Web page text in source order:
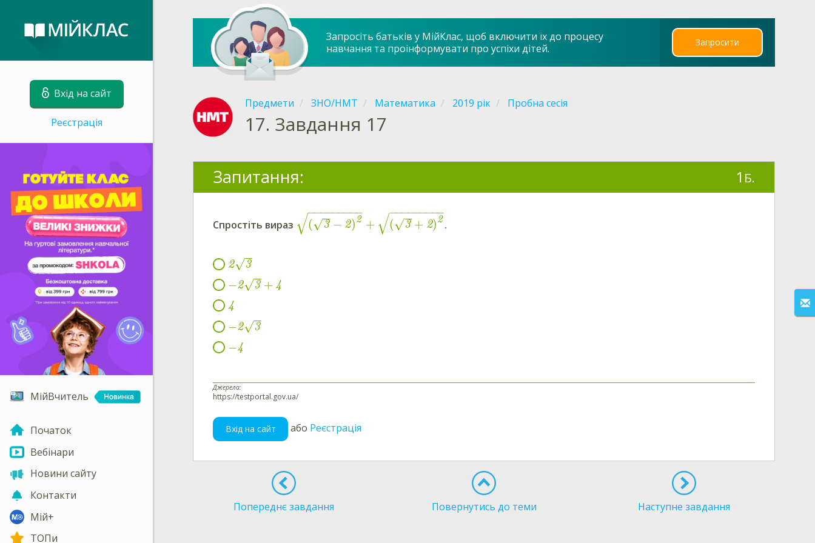
Вхід на сайт
Реєстрація
МійВчитель
Початок
Вебінари
Новини сайту
Контакти
Мій+
ТОПи
Запросіть батьків у МійКлас, щоб включити їх до процесу
навчання та проінформувати про успіхи дітей.
Запросити
Предмети ЗНО/НМТ Математика 2019 рік Пробна сесія
17. Завдання 17
Запитання: 1 Б.
Спростіть вираз ( 3
−
−
√ − 2)2
− −
−−−−−−−
√ + ( 3
−
−
√ + 2)2
− −
−−−−−−−
√ .
2 3
−
−
√
−2 3
−
−
√ + 4
4
−2 3
−
−
√
−4
Джерела:
https://testportal.gov.ua/
Вхід на сайт або Реєстрація
Попереднє завдання Повернутись до теми Наступне завдання